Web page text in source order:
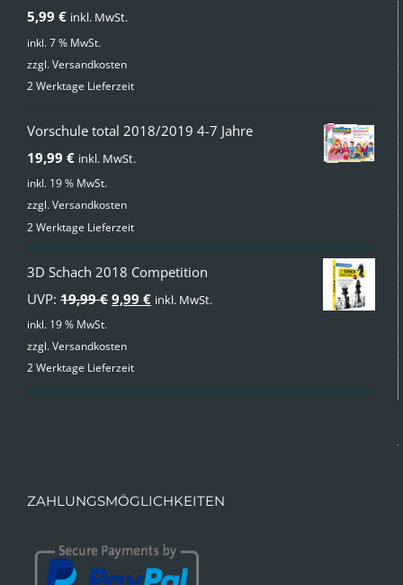
von 5
5,99 € inkl. MwSt.
inkl. 7 % MwSt.
zzgl.Versandkosten
2 Werktage Lieferzeit
Vorschule total 2018/2019 4-7 Jahre
19,99 € inkl. MwSt.
inkl. 19 % MwSt.
zzgl.Versandkosten
2 Werktage Lieferzeit
3D Schach 2018 Competition
UVP: 19,99€ Ursprünglicher
war:
9,99 €Aktueller
inkl. MwSt.
inkl. 19 % MwSt.
zzgl.Versandkosten
2 Werktage Lieferzeit
ZAHLUNGSMÖGLICHKEITEN